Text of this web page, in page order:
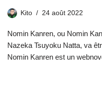
Kito 24 août 2022
Nomin Kanren, ou Nomin
Nazeka Tsuyoku Natta, va
Nomin Kanren est un